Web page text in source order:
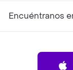
Encuéntranos